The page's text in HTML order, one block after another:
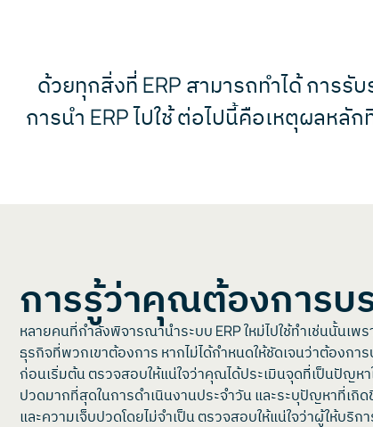
ด้วยทุกสิ่งที่ ERP สามารถทำได้ การรั
การนำ ERP ไปใช้ ต่อไปนี้คือเหตุผลหลั
การรู้ว่าคุณต้องการบร
หลายคนที่กำลังพิจารณานำระบบ ERP ใหม่ไปใช้ทำเช่นนั้นเ
ธุรกิจที่พวกเขาต้องการ หากไม่ได้กำหนดให้ชัดเจนว่าต้องกา
ก่อนเริ่มต้น ตรวจสอบให้แน่ใจว่าคุณได้ประเมินจุดที่เป็นปัญ
ปวดมากที่สุดในการดำเนินงานประจำวัน และระบุปัญหาที่เ
และความเจ็บปวดโดยไม่จำเป็น ตรวจสอบให้แน่ใจว่าผู้ให้บ